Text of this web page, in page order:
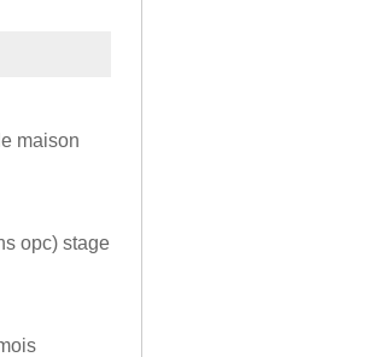
maison
opc) stage